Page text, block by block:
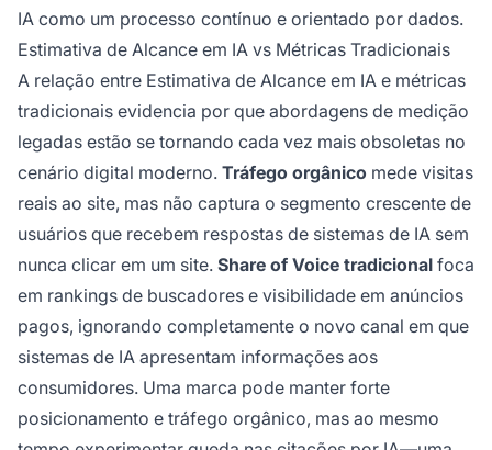
IA como um processo contínuo e orientado por dados.
Estimativa de Alcance em IA vs Métricas Tradicionais
A relação entre Estimativa de Alcance em IA e métricas
tradicionais evidencia por que abordagens de medição
legadas estão se tornando cada vez mais obsoletas no
cenário digital moderno. Tráfego orgânico mede visitas
reais ao site, mas não captura o segmento crescente de
usuários que recebem respostas de sistemas de IA sem
nunca clicar em um site. Share of Voice tradicional foca
em rankings de buscadores e visibilidade em anúncios
pagos, ignorando completamente o novo canal em que
sistemas de IA apresentam informações aos
consumidores. Uma marca pode manter forte
posicionamento e tráfego orgânico, mas ao mesmo